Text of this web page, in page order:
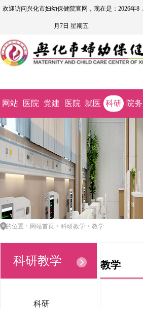
欢迎访问兴化市妇幼保健院官网，现在是：2026年8
月7日 星期五
网站
首页
医院
概况
党建
文化
医院
动态
就医
指南
科研
教学
院务
公开
您的位置：网站首页 > 科研教学 > 教学
科研教学
科研
教学